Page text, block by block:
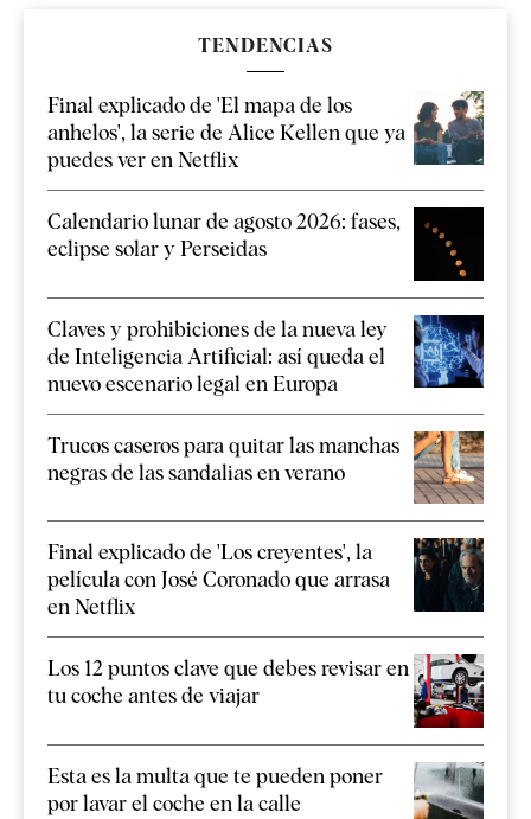
TENDENCIAS
Final explicado de 'El mapa de los
anhelos', la serie de Alice Kellen que ya
puedes ver en Netflix
Calendario lunar de agosto 2026: fases,
eclipse solar y Perseidas
Claves y prohibiciones de la nueva ley
de Inteligencia Artificial: así queda el
nuevo escenario legal en Europa
Trucos caseros para quitar las manchas
negras de las sandalias en verano
Final explicado de 'Los creyentes', la
película con José Coronado que arrasa
en Netflix
Los 12 puntos clave que debes revisar en
tu coche antes de viajar
Esta es la multa que te pueden poner
por lavar el coche en la calle